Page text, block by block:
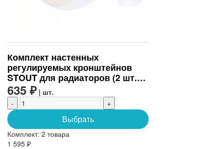
Комплект настенных
регулируемых кронштейнов
STOUT для радиаторов (2 шт.)
(SKU-0320-000080)
635 ₽ | шт.
-
+
Выбрать
Комплект: 2 товара
1 595 ₽